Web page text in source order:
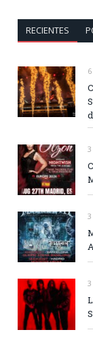
RECIENTES